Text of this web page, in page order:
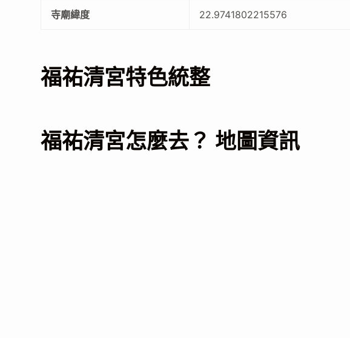
寺廟緯度 22.9741802215576
福祐清宮特色統整
福祐清宮怎麼去？ 地圖資訊